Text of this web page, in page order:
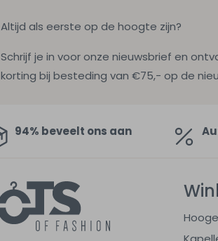
Altijd als eerste op de hoogte zijn?
Schrijf je in voor onze nieuwsbrief en
korting bij besteding van €75,- op de
94% beveelt ons aan